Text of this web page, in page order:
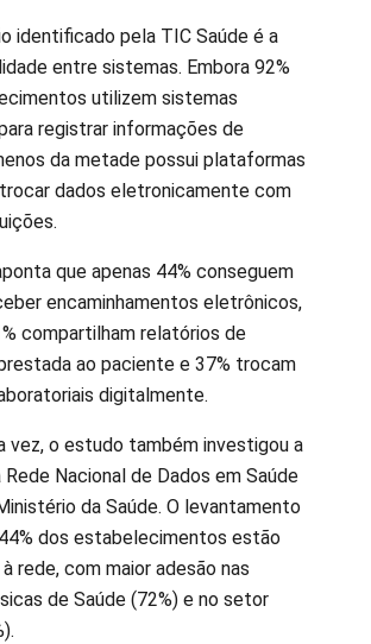
identificado pela TIC Saúde é a
entre sistemas. Embora 92%
utilizem sistemas
registrar informações de
da metade possui plataformas
dados eletronicamente com
que apenas 44% conseguem
encaminhamentos eletrônicos,
compartilham relatórios de
ao paciente e 37% trocam
digitalmente.
vez, o estudo também investigou a
Nacional de Dados em Saúde
da Saúde. O levantamento
dos estabelecimentos estão
rede, com maior adesão nas
de Saúde (72%) e no setor